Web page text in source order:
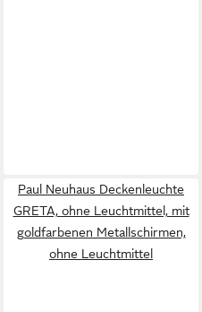
Paul Neuhaus Deckenleuchte
GRETA, ohne Leuchtmittel, mit
goldfarbenen Metallschirmen,
ohne Leuchtmittel